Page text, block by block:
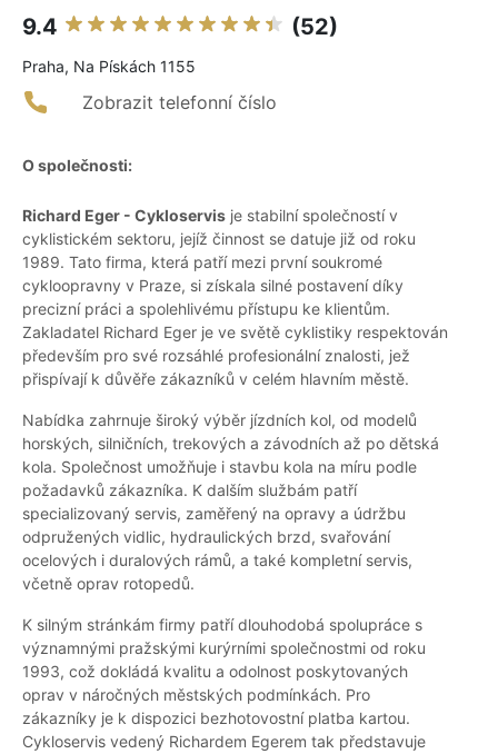
9.4 (52)
Praha, Na Pískách 1155
Zobrazit telefonní číslo
O společnosti:
Richard Eger - Cykloservis je stabilní společností v
cyklistickém sektoru, jejíž činnost se datuje již od roku
1989. Tato firma, která patří mezi první soukromé
cykloopravny v Praze, si získala silné postavení díky
precizní práci a spolehlivému přístupu ke klientům.
Zakladatel Richard Eger je ve světě cyklistiky respektován
především pro své rozsáhlé profesionální znalosti, jež
přispívají k důvěře zákazníků v celém hlavním městě.
Nabídka zahrnuje široký výběr jízdních kol, od modelů
horských, silničních, trekových a závodních až po dětská
kola. Společnost umožňuje i stavbu kola na míru podle
požadavků zákazníka. K dalším službám patří
specializovaný servis, zaměřený na opravy a údržbu
odpružených vidlic, hydraulických brzd, svařování
ocelových i duralových rámů, a také kompletní servis,
včetně oprav rotopedů.
K silným stránkám firmy patří dlouhodobá spolupráce s
významnými pražskými kurýrními společnostmi od roku
1993, což dokládá kvalitu a odolnost poskytovaných
oprav v náročných městských podmínkách. Pro
zákazníky je k dispozici bezhotovostní platba kartou.
Cykloservis vedený Richardem Egerem tak představuje